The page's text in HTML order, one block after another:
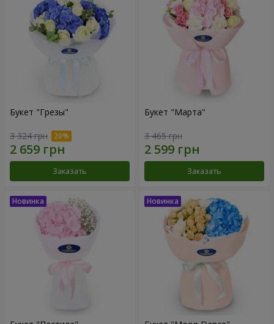
Букет "Грезы"
3 324 грн
Заказать
Букет "Марта"
3 465 грн
Заказать